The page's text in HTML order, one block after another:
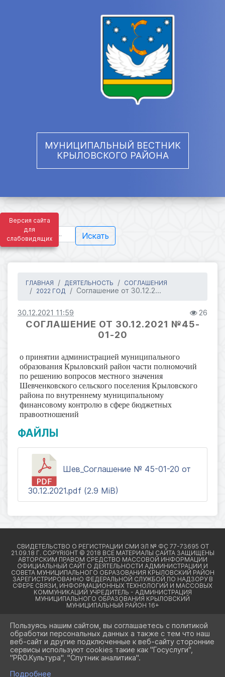
Версия сайта
для
слабовидящих
МУНИЦИПАЛЬНЫЙ ВЕСТНИК
КРЫЛОВСКОГО РАЙОНА
Искать
ГЛАВНАЯ ДЕЯТЕЛЬНОСТЬ
СОГЛАШЕНИЯ
2022 ГОД
Соглашение от 30.12.2...
30.12.2021 11:59 26
СОГЛАШЕНИЕ ОТ 30.12.2021 №45-
01-20
о принятии администрацией муниципального
образования Крыловский район части полномочий
по решению вопросов местного значения
Шевченковского сельского поселения Крыловского
района по внутреннему муниципальному
финансовому контролю в сфере бюджетных
правоотношений
ФАЙЛЫ
Шев_Соглашение № 45-01-20 от
30.12.2021.pdf (2.9 MiB)
2026 Г. КРЫЛОВСКИЙРАЙОН23.РФ
ВХОД
КАРТА САЙТА
ПОЛИТИКА ОБРАБОТКИ ПЕРСОНАЛЬНЫХ ДАННЫХ
Пользуясь нашим сайтом, вы соглашаетесь с политикой
обработки персональных данных а также с тем что наш
веб-сайт и другие подключенные к веб-сайту сторонние
сервисы используют cookies такие как "Госуслуги",
"PRO.Культура", "Спутник аналитика".
Подробнее